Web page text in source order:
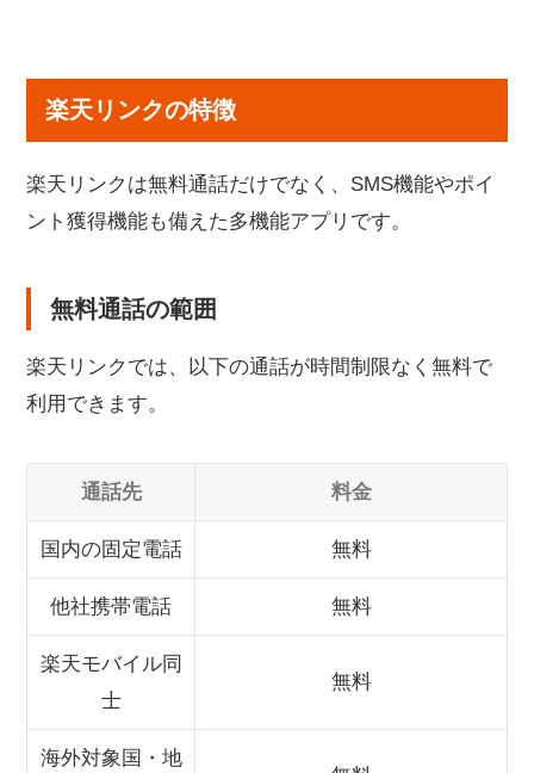
楽天リンクの特徴
楽天リンクは無料通話だけでなく、SMS機能やポイ
ント獲得機能も備えた多機能アプリです。
無料通話の範囲
楽天リンクでは、以下の通話が時間制限なく無料で
利用できます。
通話先 料金
国内の固定電話 無料
他社携帯電話 無料
楽天モバイル同
士
無料
海外対象国・地